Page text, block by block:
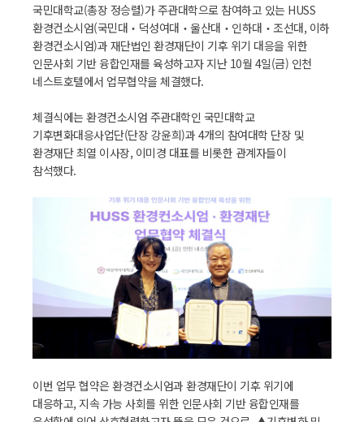
국민대학교(총장 정승렬)가 주관대학으로 참여하고 있는 HUSS
환경컨소시엄(국민대‧덕성여대‧울산대‧인하대‧조선대, 이하
환경컨소시엄)과 재단법인 환경재단이 기후 위기 대응을 위한
인문사회 기반 융합인재를 육성하고자 지난 10월 4일(금) 인천
네스트호텔에서 업무협약을 체결했다.
체결식에는 환경컨소시엄 주관대학인 국민대학교
기후변화대응사업단(단장 강윤희)과 4개의 참여대학 단장 및
환경재단 최열 이사장, 이미경 대표를 비롯한 관계자들이
참석했다.
이번 업무 협약은 환경컨소시엄과 환경재단이 기후 위기에
대응하고, 지속 가능 사회를 위한 인문사회 기반 융합인재를